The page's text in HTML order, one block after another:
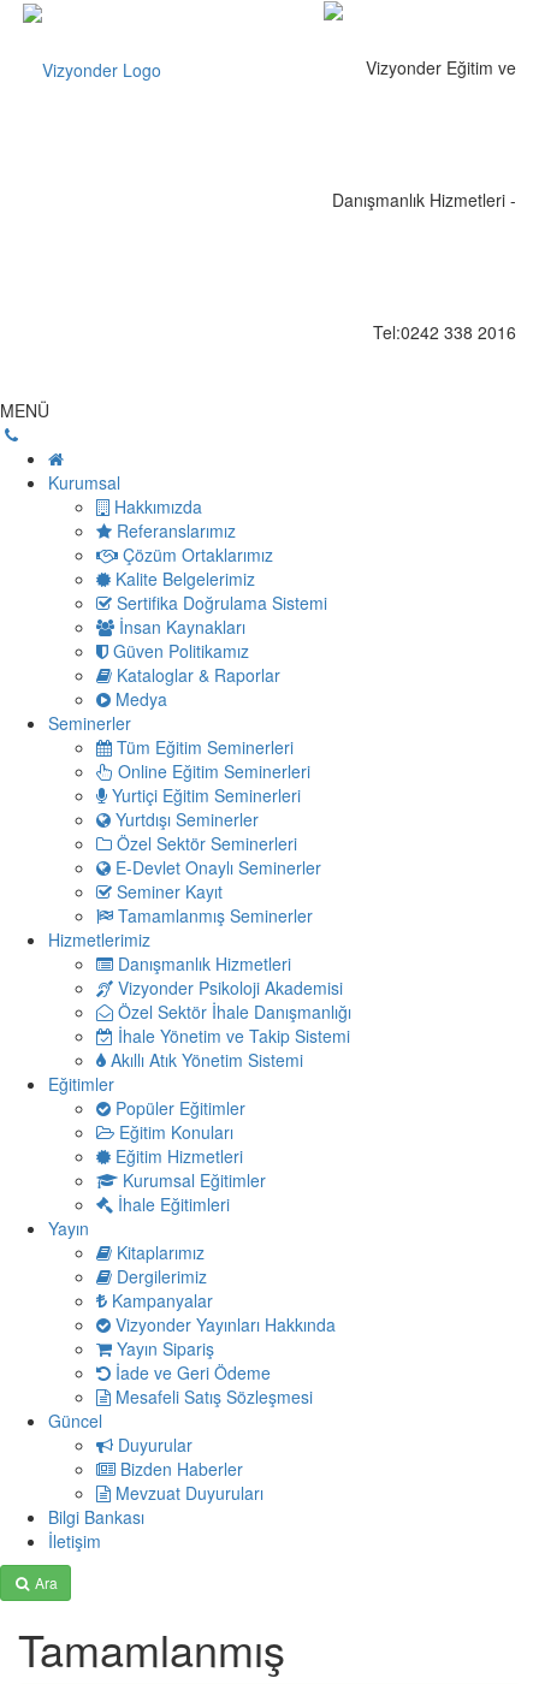
MENÜ
Kurumsal
Hakkımızda
Referanslarımız
Çözüm Ortaklarımız
Kalite Belgelerimiz
Sertifika Doğrulama Sistemi
İnsan Kaynakları
Güven Politikamız
Kataloglar & Raporlar
Medya
Seminerler
Tüm Eğitim Seminerleri
Online Eğitim Seminerleri
Yurtiçi Eğitim Seminerleri
Yurtdışı Seminerler
Özel Sektör Seminerleri
E-Devlet Onaylı Seminerler
Seminer Kayıt
Tamamlanmış Seminerler
Hizmetlerimiz
Danışmanlık Hizmetleri
Vizyonder Psikoloji Akademisi
Özel Sektör İhale Danışmanlığı
İhale Yönetim ve Takip Sistemi
Akıllı Atık Yönetim Sistemi
Eğitimler
Popüler Eğitimler
Eğitim Konuları
Eğitim Hizmetleri
Kurumsal Eğitimler
İhale Eğitimleri
Yayın
Kitaplarımız
Dergilerimiz
Kampanyalar
Vizyonder Yayınları Hakkında
Yayın Sipariş
İade ve Geri Ödeme
Mesafeli Satış Sözleşmesi
Güncel
Duyurular
Bizden Haberler
Mevzuat Duyuruları
Bilgi Bankası
İletişim
Ara
Tamamlanmış